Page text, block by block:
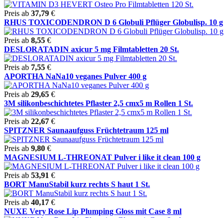
Preis ab 37,79 €
RHUS TOXICODENDRON D 6 Globuli Pflüger Globulisp. 10 g
Preis ab 8,55 €
DESLORATADIN axicur 5 mg Filmtabletten 20 St.
Preis ab 7,55 €
APORTHA NaNa10 veganes Pulver 400 g
Preis ab 29,65 €
3M silikonbeschichtetes Pflaster 2,5 cmx5 m Rollen 1 St.
Preis ab 22,67 €
SPITZNER Saunaaufguss Früchtetraum 125 ml
Preis ab 9,80 €
MAGNESIUM L-THREONAT Pulver i like it clean 100 g
Preis ab 53,91 €
BORT ManuStabil kurz rechts S haut 1 St.
Preis ab 40,17 €
NUXE Very Rose Lip Plumping Gloss mit Case 8 ml